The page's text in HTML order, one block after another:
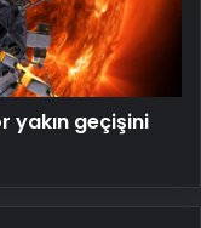
yakın geçişini